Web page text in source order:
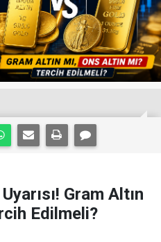
Gram Altın
Edilmeli?